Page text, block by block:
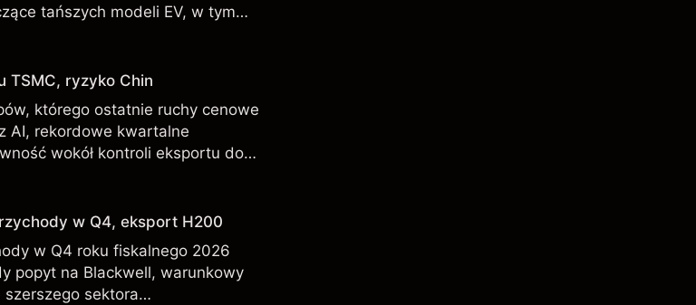
tańszych modeli EV, w tym
nie są wiarygodnym
TSMC, ryzyko Chin
którego ostatnie ruchy cenowe
AI, rekordowe kwartalne
wokół kontroli eksportu do
analityków.
w Q4, eksport H200
w Q4 roku fiskalnego 2026
popyt na Blackwell, warunkowy
szerszego sektora